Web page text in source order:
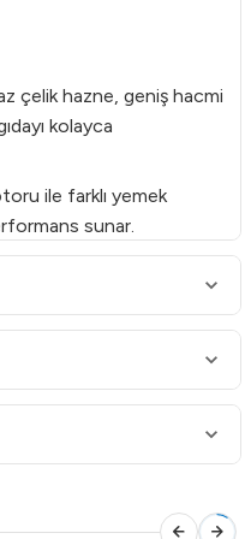
çelik hazne, geniş hacmi
kolayca
ile farklı yemek
sunar.
sunar. Gıda ile
makinesinde
için idealdir.